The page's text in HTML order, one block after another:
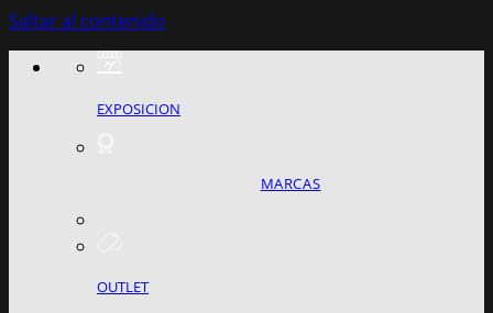
Saltar al contenido
EXPOSICION
MARCAS
OUTLET